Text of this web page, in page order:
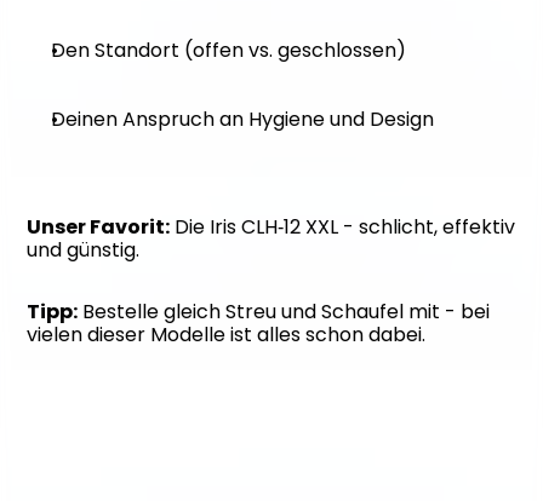
Den Standort (offen vs. geschlossen)
Deinen Anspruch an Hygiene und Design
Unser Favorit: Die Iris CLH‑12 XXL - schlicht, effektiv
und günstig.
Tipp: Bestelle gleich Streu und Schaufel mit - bei
vielen dieser Modelle ist alles schon dabei.